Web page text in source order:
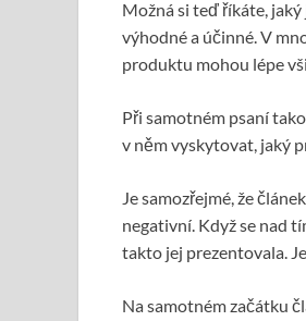
Možná si teď říkáte,
výhodné a účinné. V
produktu mohou lépe
Při samotném psaní
v něm vyskytovat, jaký
Je samozřejmé, že
negativní. Když se nad
takto jej prezentovala.
Na samotném začátku